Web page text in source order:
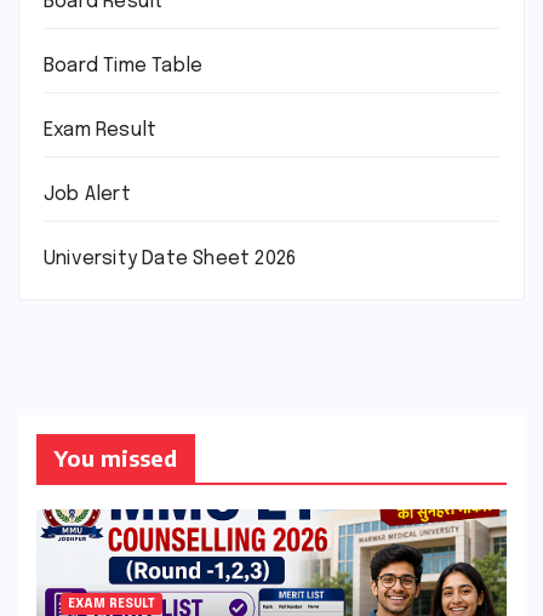
Board Time Table
Exam Result
Job Alert
University Date Sheet 2026
You missed
EXAM RESULT